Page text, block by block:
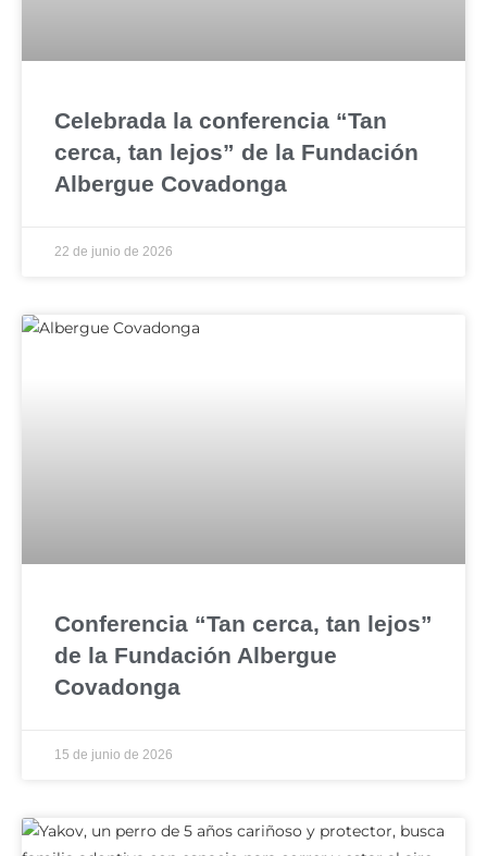
Celebrada la conferencia “Tan
cerca, tan lejos” de la Fundación
Albergue Covadonga
22 de junio de 2026
Conferencia “Tan cerca, tan lejos”
de la Fundación Albergue
Covadonga
15 de junio de 2026